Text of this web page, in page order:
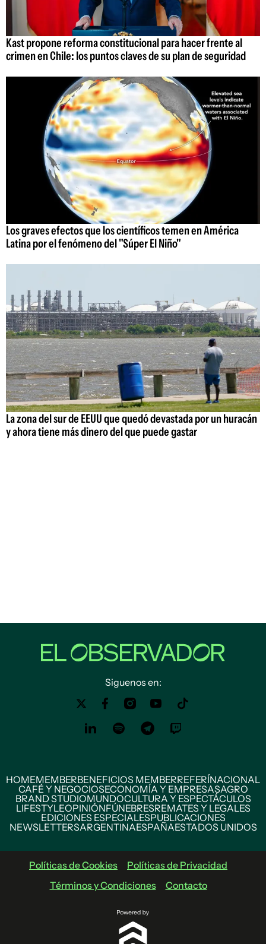
Kast propone reforma constitucional para hacer frente al
crimen en Chile: los puntos claves de su plan de seguridad
Los graves efectos que los científicos temen en América
Latina por el fenómeno del "Súper El Niño"
La zona del sur de EEUU que quedó devastada por un huracán
y ahora tiene más dinero del que puede gastar
Siguenos en:
HOMEMEMBERBENEFICIOS MEMBERREFERÍNACIONAL
CAFÉ Y NEGOCIOSECONOMÍA Y EMPRESASAGRO
BRAND STUDIOMUNDOCULTURA Y ESPECTÁCULOS
LIFESTYLEOPINIÓNFÚNEBRESREMATES Y LEGALES
EDICIONES ESPECIALESPUBLICACIONES
NEWSLETTERSARGENTINAESPAÑAESTADOS UNIDOS
Políticas de Cookies
Políticas de Privacidad
Términos y Condiciones
Contacto